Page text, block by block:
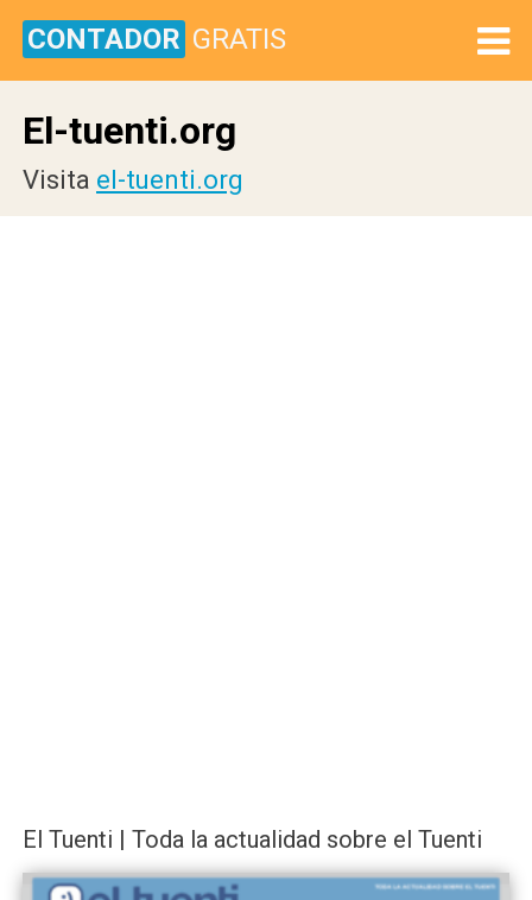
CONTADOR GRATIS
El-tuenti.org
Visita el-tuenti.org
El Tuenti | Toda la actualidad sobre el Tuenti